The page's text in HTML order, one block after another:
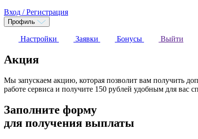
Вход / Регистрация
Профиль
Настройки Заявки Бонусы Выйти
Акция
Мы запускаем акцию, которая позволит вам получить
работе сервиса и получите 150 рублей удобным для вас
Заполните форму
для получения выплаты